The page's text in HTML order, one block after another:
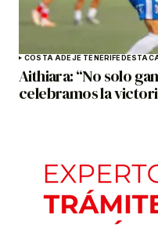
COSTA ADEJE TENERIFE
Aithiara: “No solo
celebramos la